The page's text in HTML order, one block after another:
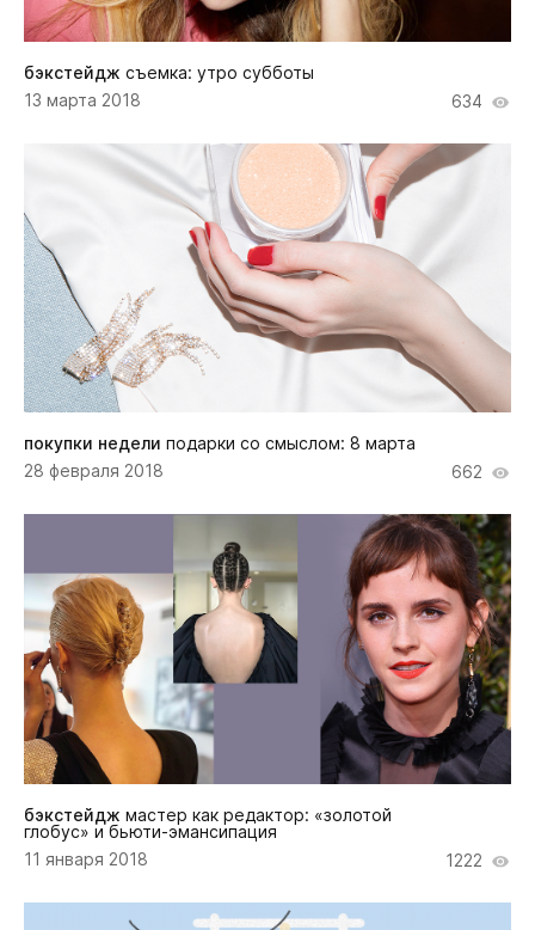
бэкстейдж съемка: утро субботы
13 марта 2018
634
покупки недели подарки со смыслом: 8 марта
28 февраля 2018
662
бэкстейдж мастер как редактор: «золотой
глобус» и бьюти-эмансипация
11 января 2018
1222